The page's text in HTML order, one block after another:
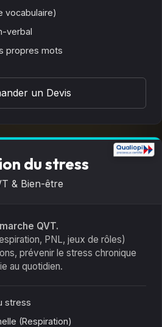
vocabulaire)
verbal
propres mots
un Devis
du stress
& Bien-être
QVT.
PNL, jeux de rôles)
prévenir le stress chronique
au quotidien.
stress
(Respiration)